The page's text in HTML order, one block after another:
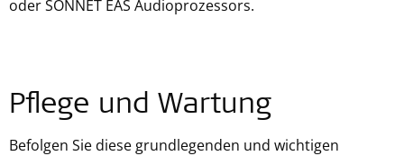
oder SONNET EAS Audioprozessors.
Pflege und Wartung
Befolgen Sie diese grundlegenden und wichtigen